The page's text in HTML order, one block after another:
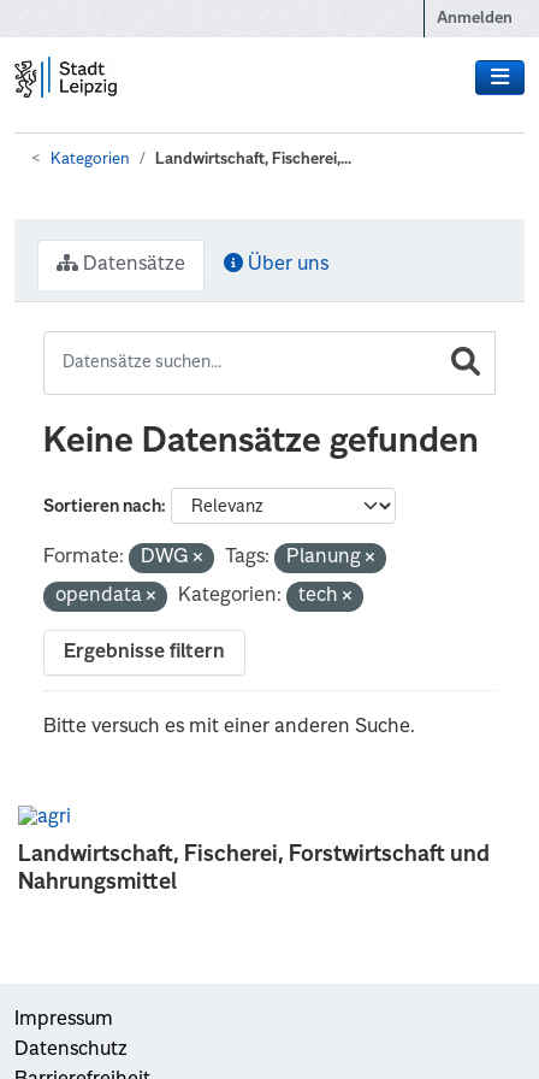
Anmelden
Kategorien Landwirtschaft, Fischerei,...
Landwirtschaft, Fischerei, Forstwirtschaft und
Nahrungsmittel
Datensätze Über uns
Keine Datensätze gefunden
Sortieren nach
Formate: DWG Tags:
Planung
opendata
Kategorien: tech
Ergebnisse filtern
Bitte versuch es mit einer anderen Suche.
Impressum
Datenschutz